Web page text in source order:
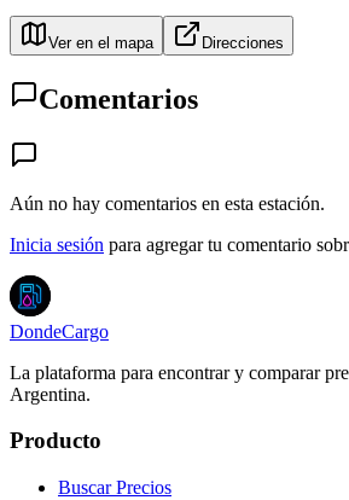
Ver en el mapa Direcciones
Comentarios
Aún no hay comentarios en esta estación.
Inicia sesión para agregar tu comentario
DondeCargo
La plataforma para encontrar y comparar
Argentina.
Producto
Buscar Precios